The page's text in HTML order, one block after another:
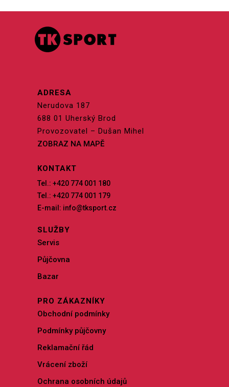
ADRESA
Nerudova 187
688 01 Uherský Brod
Provozovatel – Dušan Mihel
ZOBRAZ NA MAPĚ
KONTAKT
Tel.: +420 774 001 180
Tel.: +420 774 001 179
E-mail: info@tksport.cz
SLUŽBY
Servis
Půjčovna
Bazar
PRO ZÁKAZNÍKY
Obchodní podmínky
Podmínky půjčovny
Reklamační řád
Vrácení zboží
Ochrana osobních údajů